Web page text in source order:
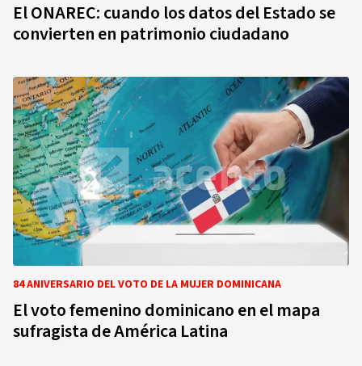
El ONAREC: cuando los datos del Estado se
convierten en patrimonio ciudadano
84 ANIVERSARIO DEL VOTO DE LA MUJER DOMINICANA
El voto femenino dominicano en el mapa
sufragista de América Latina